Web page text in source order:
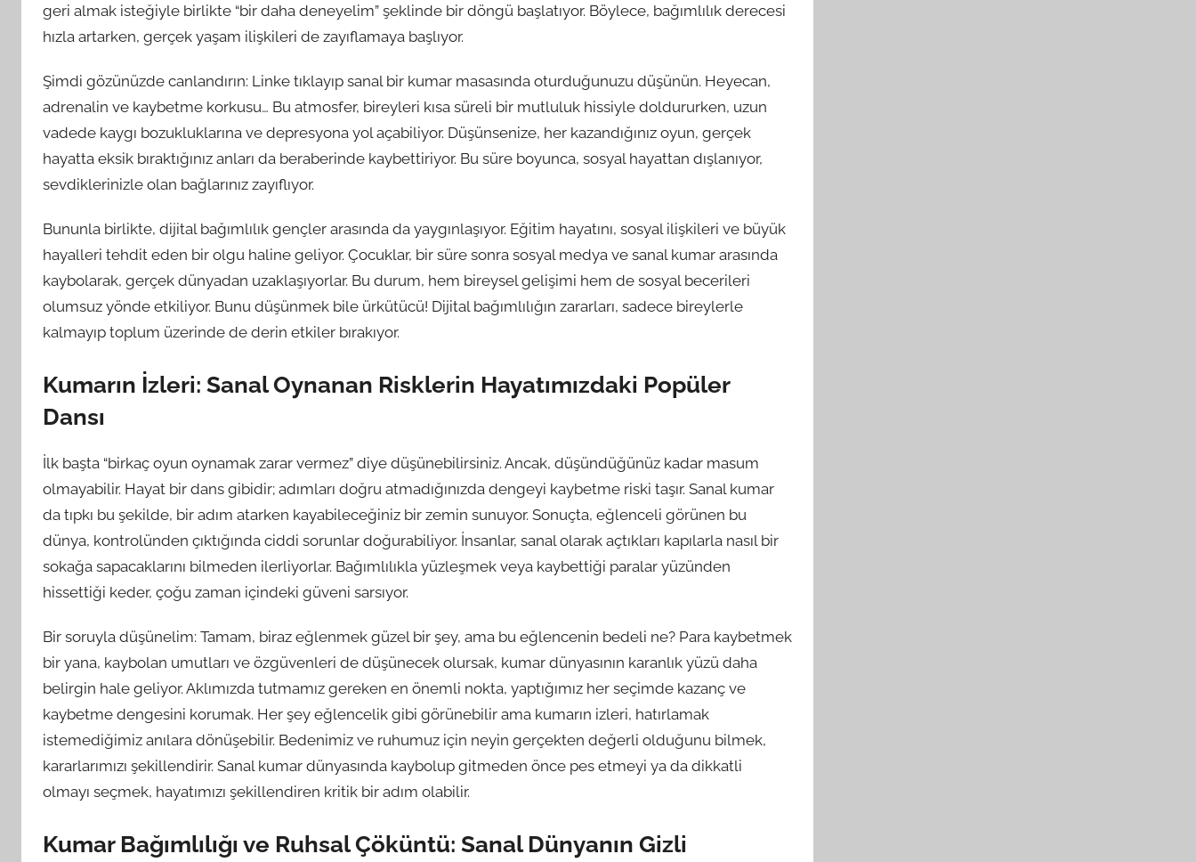
geri almak isteğiyle birlikte “bir daha deneyelim” şeklinde bir döngü başlatıyor. Böylece, bağımlılık derecesi
hızla artarken, gerçek yaşam ilişkileri de zayıflamaya başlıyor.
Şimdi gözünüzde canlandırın: Linke tıklayıp sanal bir kumar masasında oturduğunuzu düşünün. Heyecan,
adrenalin ve kaybetme korkusu… Bu atmosfer, bireyleri kısa süreli bir mutluluk hissiyle doldururken, uzun
vadede kaygı bozukluklarına ve depresyona yol açabiliyor. Düşünsenize, her kazandığınız oyun, gerçek
hayatta eksik bıraktığınız anları da beraberinde kaybettiriyor. Bu süre boyunca, sosyal hayattan dışlanıyor,
sevdiklerinizle olan bağlarınız zayıflıyor.
Bununla birlikte, dijital bağımlılık gençler arasında da yaygınlaşıyor. Eğitim hayatını, sosyal ilişkileri ve büyük
hayalleri tehdit eden bir olgu haline geliyor. Çocuklar, bir süre sonra sosyal medya ve sanal kumar arasında
kaybolarak, gerçek dünyadan uzaklaşıyorlar. Bu durum, hem bireysel gelişimi hem de sosyal becerileri
olumsuz yönde etkiliyor. Bunu düşünmek bile ürkütücü! Dijital bağımlılığın zararları, sadece bireylerle
kalmayıp toplum üzerinde de derin etkiler bırakıyor.
Kumarın İzleri: Sanal Oynanan Risklerin Hayatımızdaki Popüler
Dansı
İlk başta “birkaç oyun oynamak zarar vermez” diye düşünebilirsiniz. Ancak, düşündüğünüz kadar masum
olmayabilir. Hayat bir dans gibidir; adımları doğru atmadığınızda dengeyi kaybetme riski taşır. Sanal kumar
da tıpkı bu şekilde, bir adım atarken kayabileceğiniz bir zemin sunuyor. Sonuçta, eğlenceli görünen bu
dünya, kontrolünden çıktığında ciddi sorunlar doğurabiliyor. İnsanlar, sanal olarak açtıkları kapılarla nasıl bir
sokağa sapacaklarını bilmeden ilerliyorlar. Bağımlılıkla yüzleşmek veya kaybettiği paralar yüzünden
hissettiği keder, çoğu zaman içindeki güveni sarsıyor.
Bir soruyla düşünelim: Tamam, biraz eğlenmek güzel bir şey, ama bu eğlencenin bedeli ne? Para kaybetmek
bir yana, kaybolan umutları ve özgüvenleri de düşünecek olursak, kumar dünyasının karanlık yüzü daha
belirgin hale geliyor. Aklımızda tutmamız gereken en önemli nokta, yaptığımız her seçimde kazanç ve
kaybetme dengesini korumak. Her şey eğlencelik gibi görünebilir ama kumarın izleri, hatırlamak
istemediğimiz anılara dönüşebilir. Bedenimiz ve ruhumuz için neyin gerçekten değerli olduğunu bilmek,
kararlarımızı şekillendirir. Sanal kumar dünyasında kaybolup gitmeden önce pes etmeyi ya da dikkatli
olmayı seçmek, hayatımızı şekillendiren kritik bir adım olabilir.
Kumar Bağımlılığı ve Ruhsal Çöküntü: Sanal Dünyanın Gizli